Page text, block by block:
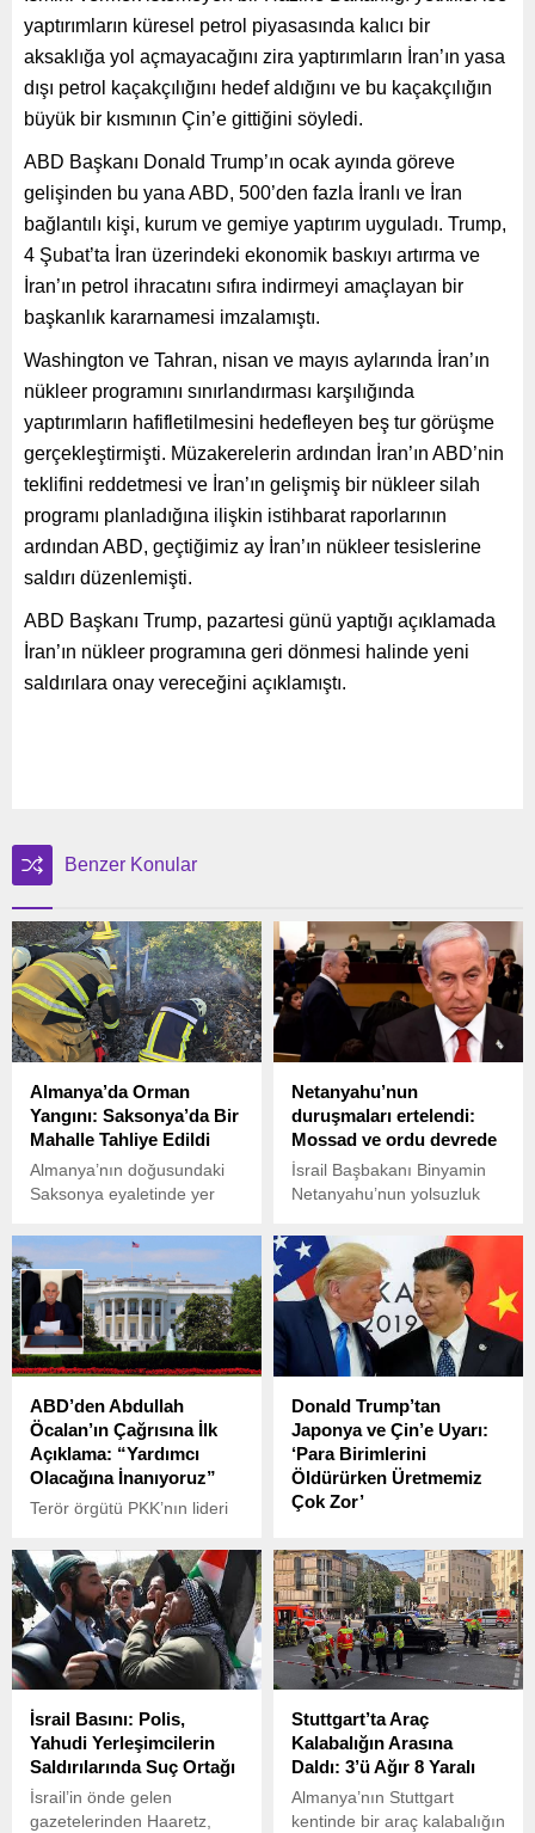
yaptırımların küresel petrol piyasasında kalıcı bir
aksaklığa yol açmayacağını zira yaptırımların İran’ın yasa
dışı petrol kaçakçılığını hedef aldığını ve bu kaçakçılığın
büyük bir kısmının Çin’e gittiğini söyledi.
ABD Başkanı Donald Trump’ın ocak ayında göreve
gelişinden bu yana ABD, 500’den fazla İranlı ve İran
bağlantılı kişi, kurum ve gemiye yaptırım uyguladı. Trump,
4 Şubat’ta İran üzerindeki ekonomik baskıyı artırma ve
İran’ın petrol ihracatını sıfıra indirmeyi amaçlayan bir
başkanlık kararnamesi imzalamıştı.
Washington ve Tahran, nisan ve mayıs aylarında İran’ın
nükleer programını sınırlandırması karşılığında
yaptırımların hafifletilmesini hedefleyen beş tur görüşme
gerçekleştirmişti. Müzakerelerin ardından İran’ın ABD’nin
teklifini reddetmesi ve İran’ın gelişmiş bir nükleer silah
programı planladığına ilişkin istihbarat raporlarının
ardından ABD, geçtiğimiz ay İran’ın nükleer tesislerine
saldırı düzenlemişti.
ABD Başkanı Trump, pazartesi günü yaptığı açıklamada
İran’ın nükleer programına geri dönmesi halinde yeni
saldırılara onay vereceğini açıklamıştı.
Benzer Konular
Almanya’da Orman
Yangını: Saksonya’da Bir
Mahalle Tahliye Edildi
Almanya’nın doğusundaki
Saksonya eyaletinde yer
Gohrischheide doğal
koruma alanında çıkan
orman yangını nedeniyle
Heidehaeuser Mahallesi
tahliye edildi.
Netanyahu’nun
duruşmaları ertelendi:
Mossad ve ordu devrede
İsrail Başbakanı Binyamin
Netanyahu’nun yolsuzluk
duruşmaları, istihbarat
şeflerinin müdahalesiyle
kısmen ertelendi. İsrail’in
önde gelen gazetelerinden
Yedioth Ahronoth’un
haberine göre, Netanyahu
bir duruşma için
mahkemeye geldi.
ABD’den Abdullah
Öcalan’ın Çağrısına İlk
Açıklama: “Yardımcı
Olacağına İnanıyoruz”
Terör örgütü PKK’nın lideri
günlerde yaptığı
açıklamada, PKK’nin anlam
yoksunluğuna ve aşırı
tekrara yol açtığını
belirterek, örgütün feshini
gerekli gördüğünü ifade
Donald Trump’tan
Japonya ve Çin’e Uyarı:
‘Para Birimlerini
Öldürürken Üretmemiz
Çok Zor’
Trump, Japonya ve Çin
liderlerine, para birimlerinin
değerini düşürmeye devam
etmelerinin ABD’ye haksızlık
olduğunu belirterek, bu
politikalara son verilmesi
İsrail Basını: Polis,
Yahudi Yerleşimcilerin
Saldırılarında Suç Ortağı
İsrail’in önde gelen
gazetelerinden Haaretz,
Stuttgart’ta Araç
Kalabalığın Arasına
Daldı: 3’ü Ağır 8 Yaralı
Almanya’nın Stuttgart
kentinde bir araç kalabalığın